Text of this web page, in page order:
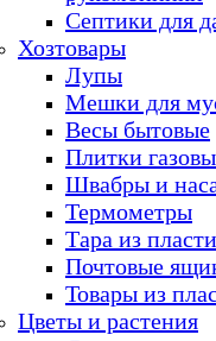
Септики для
Хозтовары
Лупы
Мешки для
Весы бытовые
Плитки
Швабры и
Термометры
Тара из
Почтовые
Товары из
Цветы и растения